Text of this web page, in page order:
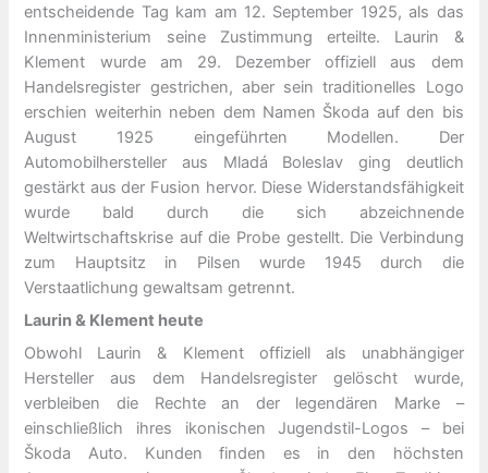
entscheidende Tag kam am 12. September 1925, als das
Innenministerium seine Zustimmung erteilte. Laurin &
Klement wurde am 29. Dezember offiziell aus dem
Handelsregister gestrichen, aber sein traditionelles Logo
erschien weiterhin neben dem Namen Škoda auf den bis
August 1925 eingeführten Modellen. Der
Automobilhersteller aus Mladá Boleslav ging deutlich
gestärkt aus der Fusion hervor. Diese Widerstandsfähigkeit
wurde bald durch die sich abzeichnende
Weltwirtschaftskrise auf die Probe gestellt. Die Verbindung
zum Hauptsitz in Pilsen wurde 1945 durch die
Verstaatlichung gewaltsam getrennt.
Laurin & Klement heute
Obwohl Laurin & Klement offiziell als unabhängiger
Hersteller aus dem Handelsregister gelöscht wurde,
verbleiben die Rechte an der legendären Marke –
einschließlich ihres ikonischen Jugendstil-Logos – bei
Škoda Auto. Kunden finden es in den höchsten